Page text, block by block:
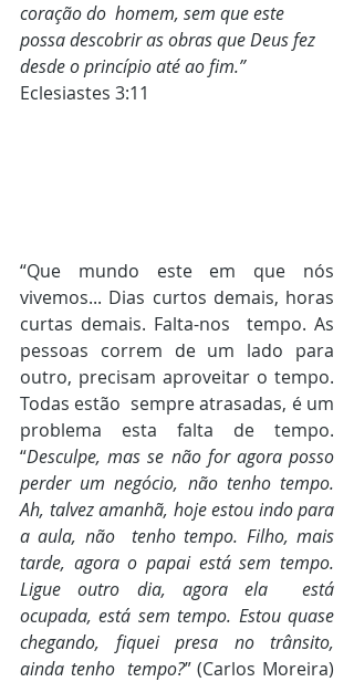
coração do  homem, sem que este
possa descobrir as obras que Deus fez
desde o princípio até ao fim.”
Eclesiastes 3:11
“Que mundo este em que nós
vivemos... Dias curtos demais, horas
curtas demais. Falta-nos  tempo. As
pessoas correm de um lado para
outro, precisam aproveitar o tempo.
Todas estão  sempre atrasadas, é um
problema esta falta de tempo.
“Desculpe, mas se não for agora posso
perder um negócio, não tenho tempo.
Ah, talvez amanhã, hoje estou indo para
a aula, não  tenho tempo. Filho, mais
tarde, agora o papai está sem tempo.
Ligue outro dia, agora ela  está
ocupada, está sem tempo. Estou quase
chegando, fiquei presa no trânsito,
ainda tenho  tempo?” (Carlos Moreira)